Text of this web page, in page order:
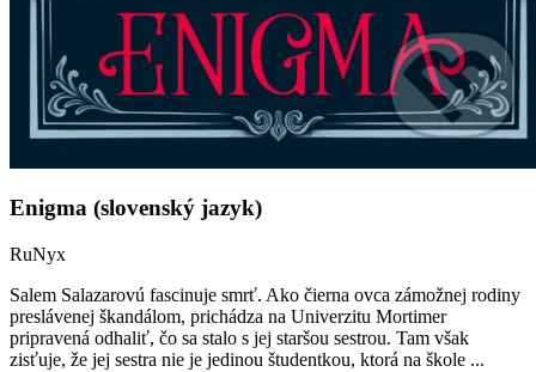
Enigma (slovenský jazyk)
RuNyx
Salem Salazarovú fascinuje smrť. Ako čierna ovca zámožnej rodiny
preslávenej škandálom, prichádza na Univerzitu Mortimer
pripravená odhaliť, čo sa stalo s jej staršou sestrou. Tam však
zisťuje, že jej sestra nie je jedinou študentkou, ktorá na škole ...